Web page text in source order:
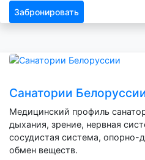
Забронировать
Санатории
Медицинский профиль
дыхания, зрение, нервная
сосудистая система, опорно-
обмен веществ.